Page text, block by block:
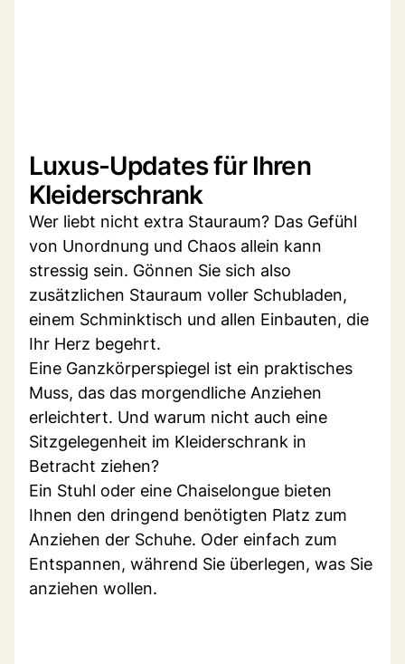
Luxus-Updates für Ihren
Kleiderschrank
Wer liebt nicht extra Stauraum? Das Gefühl
von Unordnung und Chaos allein kann
stressig sein. Gönnen Sie sich also
zusätzlichen Stauraum voller Schubladen,
einem Schminktisch und allen Einbauten, die
Ihr Herz begehrt.
Eine Ganzkörperspiegel ist ein praktisches
Muss, das das morgendliche Anziehen
erleichtert. Und warum nicht auch eine
Sitzgelegenheit im Kleiderschrank in
Betracht ziehen?
Ein Stuhl oder eine Chaiselongue bieten
Ihnen den dringend benötigten Platz zum
Anziehen der Schuhe. Oder einfach zum
Entspannen, während Sie überlegen, was Sie
anziehen wollen.